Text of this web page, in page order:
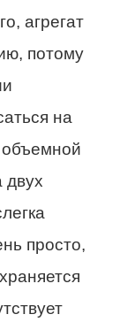
агрегат
потому
на
объемной
двух
просто,